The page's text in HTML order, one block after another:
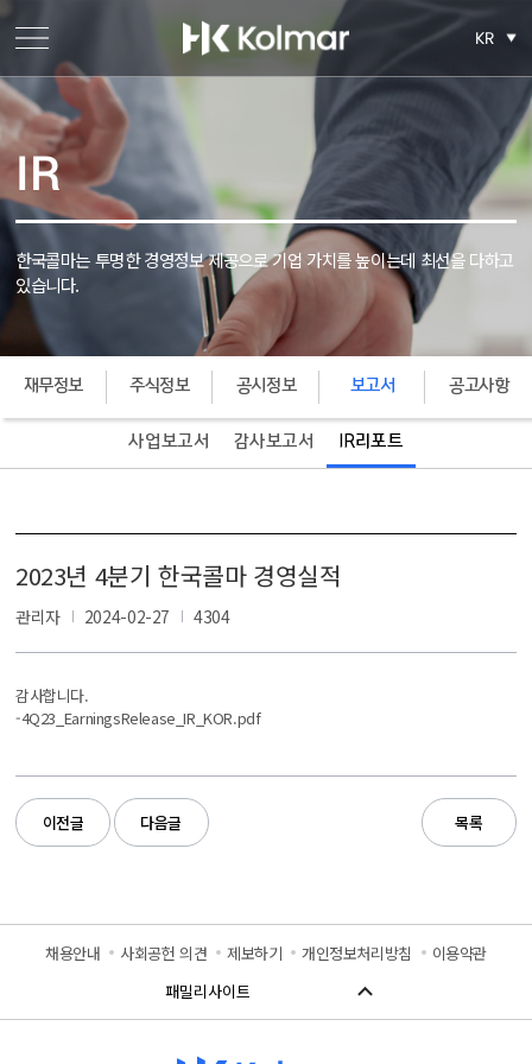
KR
IR
한국콜마는 투명한 경영정보 제공으로 기업 가치를 높이는데 최선을 다하고
있습니다.
재무정보 주식정보 공시정보 보고서 공고사항
사업보고서 감사보고서 IR리포트
2023년 4분기 한국콜마 경영실적
관리자 2024-02-27 4304
감사합니다.
-4Q23_EarningsRelease_IR_KOR.pdf
이전글 다음글 목록
채용안내 사회공헌 의견 제보하기 개인정보처리방침 이용약관